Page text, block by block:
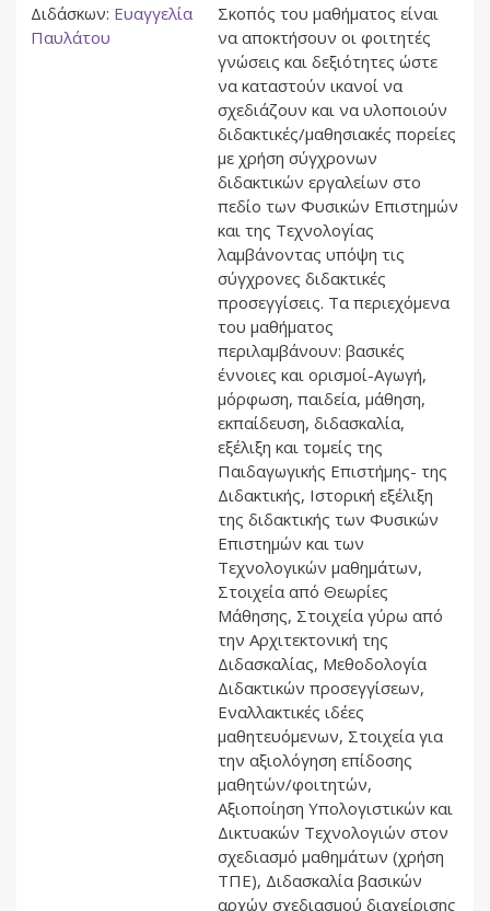
Σκοπός του μαθήματος είναι
να αποκτήσουν οι φοιτητές
γνώσεις και δεξιότητες ώστε
να καταστούν ικανοί να
σχεδιάζουν και να υλοποιούν
διδακτικές/μαθησιακές πορείες
με χρήση σύγχρονων
διδακτικών εργαλείων στο
πεδίο των Φυσικών Επιστημών
και της Τεχνολογίας
λαμβάνοντας υπόψη τις
σύγχρονες διδακτικές
προσεγγίσεις. Τα περιεχόμενα
του μαθήματος
περιλαμβάνουν: βασικές
έννοιες και ορισμοί-Αγωγή,
μόρφωση, παιδεία, μάθηση,
εκπαίδευση, διδασκαλία,
εξέλιξη και τομείς της
Παιδαγωγικής Επιστήμης- της
Διδακτικής, Ιστορική εξέλιξη
της διδακτικής των Φυσικών
Επιστημών και των
Τεχνολογικών μαθημάτων,
Στοιχεία από Θεωρίες
Μάθησης, Στοιχεία γύρω από
την Αρχιτεκτονική της
Διδασκαλίας, Μεθοδολογία
Διδακτικών προσεγγίσεων,
Εναλλακτικές ιδέες
μαθητευόμενων, Στοιχεία για
την αξιολόγηση επίδοσης
μαθητών/φοιτητών,
Αξιοποίηση Υπολογιστικών και
Δικτυακών Τεχνολογιών στον
σχεδιασμό μαθημάτων (χρήση
ΤΠΕ), Διδασκαλία βασικών
αρχών σχεδιασμού διαχείρισης
Διδάσκων: Ευαγγελία
Παυλάτου